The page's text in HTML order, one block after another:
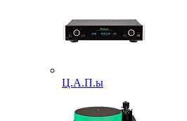
Ц.А.П.ы